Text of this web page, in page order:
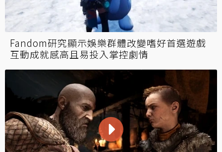
Fandom研究顯示娛樂群體改變嗜好首選遊戲
互動成就感高且易投入掌控劇情